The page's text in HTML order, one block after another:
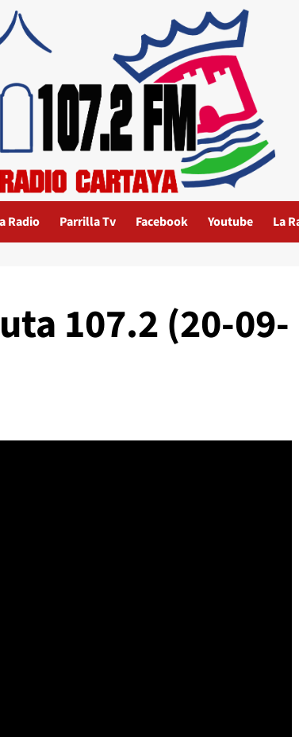
Radio Parrilla Tv Facebook Youtube La
107.2 (20-09-